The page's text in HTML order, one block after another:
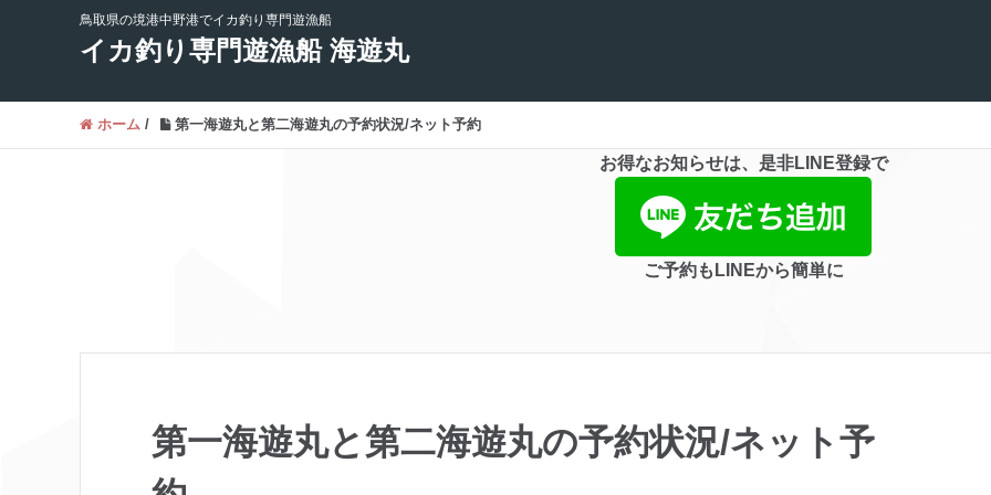
イカ釣り専門遊漁船 海遊丸
鳥取県の境港中野港でイカ釣り専門遊漁船
ホーム / 第一海遊丸と第二海遊丸の予約状況/ネット予約
お得なお知らせは、是非LINE登録で
ご予約もLINEから簡単に
第一海遊丸と第二海遊丸の予約状況/ネット予